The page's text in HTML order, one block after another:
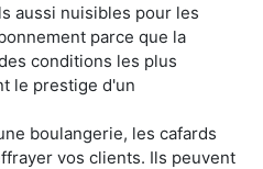
aussi nuisibles pour les
parce que la
conditions les plus
le prestige d'un
boulangerie, les cafards
vos clients. Ils peuvent